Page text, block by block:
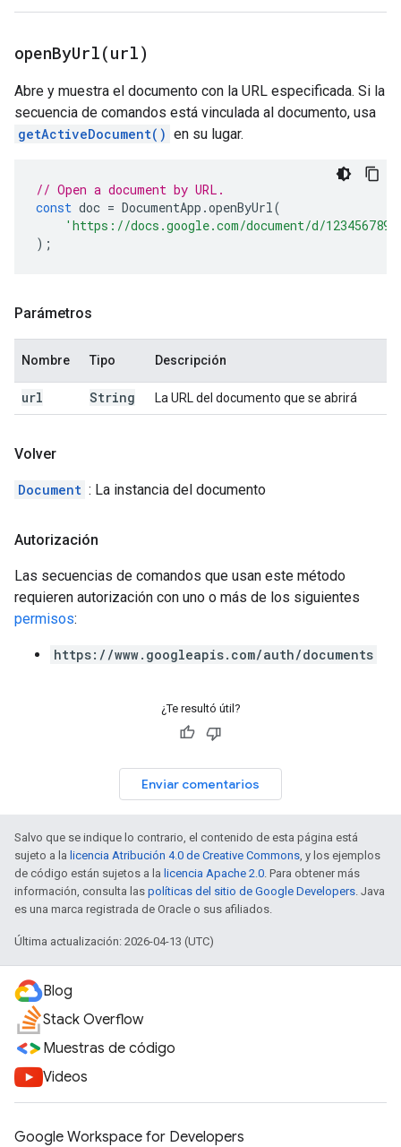
openByUrl(url)
Abre y muestra el documento con la URL especificada. Si la
secuencia de comandos está vinculada al documento, usa
getActiveDocument() en su lugar.
// Open a document by URL.
const doc = DocumentApp .openByUrl(
'https://docs.google.com/document/d/
);
Parámetros
Nombre Tipo Descripción
url String La URL del documento que se abrirá
Volver
Document : La instancia del documento
Autorización
Las secuencias de comandos que usan este método
requieren autorización con uno o más de los siguientes
permisos:
https://www.googleapis.com/auth/documents
¿Te resultó útil?
Enviar comentarios
Salvo que se indique lo contrario, el contenido de esta página está
sujeto a la licencia Atribución 4.0 de Creative Commons, y los ejemplos
de código están sujetos a la licencia Apache 2.0. Para obtener más
información, consulta las políticas del sitio de Google Developers. Java
es una marca registrada de Oracle o sus afiliados.
Última actualización: 2026-04-13 (UTC)
Blog
Stack Overflow
Muestras de código
Videos
Google Workspace for Developers